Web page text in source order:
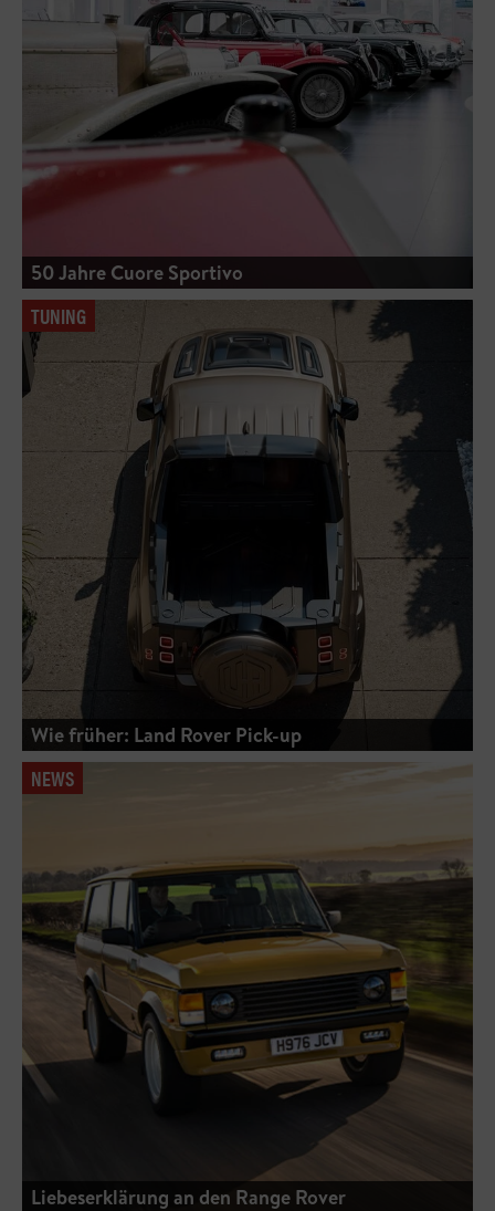
50 Jahre Cuore Sportivo
TUNING
Wie früher: Land Rover Pick-up
NEWS
Liebeserklärung an den Range Rover